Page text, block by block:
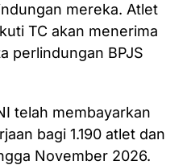
mereka. Atlet
TC akan menerima
perlindungan BPJS
telah membayarkan
bagi 1.190 atlet dan
November 2026.